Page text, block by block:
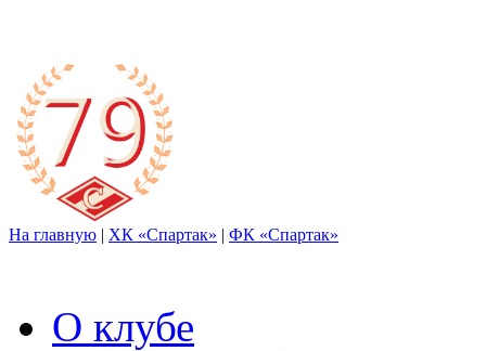
На главную | ХК «Спартак» | ФК «Спартак»
О клубе